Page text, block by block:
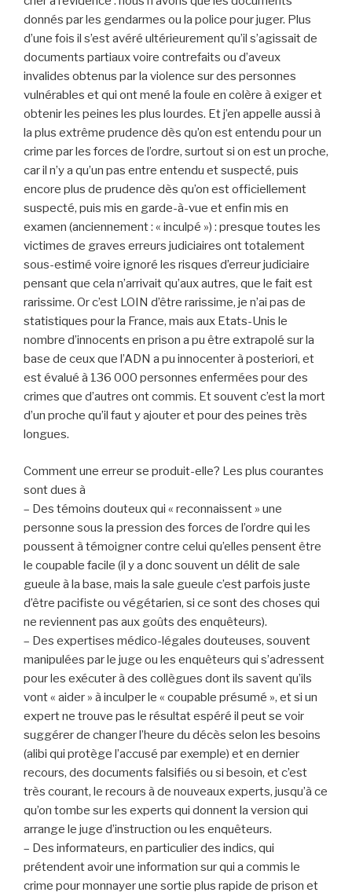
donnés par les gendarmes ou la police pour juger. Plus
d’une fois il s’est avéré ultérieurement qu’il s’agissait de
documents partiaux voire contrefaits ou d’aveux
invalides obtenus par la violence sur des personnes
vulnérables et qui ont mené la foule en colère à exiger et
obtenir les peines les plus lourdes. Et j’en appelle aussi à
la plus extrême prudence dès qu’on est entendu pour un
crime par les forces de l’ordre, surtout si on est un proche,
car il n’y a qu’un pas entre entendu et suspecté, puis
encore plus de prudence dès qu’on est officiellement
suspecté, puis mis en garde-à-vue et enfin mis en
examen (anciennement : « inculpé ») : presque toutes les
victimes de graves erreurs judiciaires ont totalement
sous-estimé voire ignoré les risques d’erreur judiciaire
pensant que cela n’arrivait qu’aux autres, que le fait est
rarissime. Or c’est LOIN d’être rarissime, je n’ai pas de
statistiques pour la France, mais aux Etats-Unis le
nombre d’innocents en prison a pu être extrapolé sur la
base de ceux que l’ADN a pu innocenter à posteriori, et
est évalué à 136 000 personnes enfermées pour des
crimes que d’autres ont commis. Et souvent c’est la mort
d’un proche qu’il faut y ajouter et pour des peines très
longues.
Comment une erreur se produit-elle? Les plus courantes
sont dues à
– Des témoins douteux qui « reconnaissent » une
personne sous la pression des forces de l’ordre qui les
poussent à témoigner contre celui qu’elles pensent être
le coupable facile (il y a donc souvent un délit de sale
gueule à la base, mais la sale gueule c’est parfois juste
d’être pacifiste ou végétarien, si ce sont des choses qui
ne reviennent pas aux goûts des enquêteurs).
– Des expertises médico-légales douteuses, souvent
manipulées par le juge ou les enquêteurs qui s’adressent
pour les exécuter à des collègues dont ils savent qu’ils
vont « aider » à inculper le « coupable présumé », et si un
expert ne trouve pas le résultat espéré il peut se voir
suggérer de changer l’heure du décès selon les besoins
(alibi qui protège l’accusé par exemple) et en dernier
recours, des documents falsifiés ou si besoin, et c’est
très courant, le recours à de nouveaux experts, jusqu’à ce
qu’on tombe sur les experts qui donnent la version qui
arrange le juge d’instruction ou les enquêteurs.
– Des informateurs, en particulier des indics, qui
prétendent avoir une information sur qui a commis le
crime pour monnayer une sortie plus rapide de prison et